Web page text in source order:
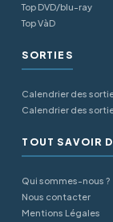
Top DVD/blu-ray
Top VàD
SORTIES
Calendrier des
Calendrier des
TOUT SAVOIR
Qui sommes-nous ?
Nous contacter
Mentions Légales